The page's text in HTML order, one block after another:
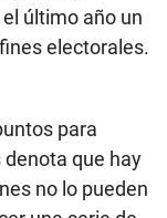
último año un
electorales.
para
que hay
no lo pueden